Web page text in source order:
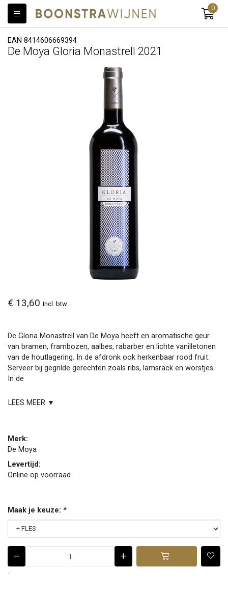
0
EAN 8414606669394
De Moya Gloria Monastrell 2021
€ 13,60 Incl. btw
De Gloria Monastrell van De Moya heeft en aromatische geur
van bramen, frambozen, aalbes, rabarber en lichte vanilletonen
van de houtlagering. In de afdronk ook herkenbaar rood fruit.
Serveer bij gegrilde gerechten zoals ribs, lamsrack en worstjes.
In de
LEES MEER ▼
Merk:
De Moya
Levertijd:
Online op voorraad
Maak je keuze: *
.